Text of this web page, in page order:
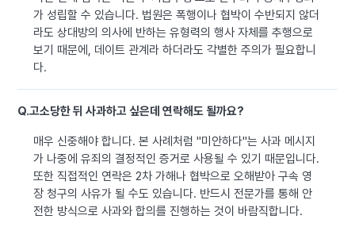
가 성립할 수 있습니다. 법원은 폭행이나 협박이 수반되지 않더
라도 상대방의 의사에 반하는 유형력의 행사 자체를 추행으로
보기 때문에, 데이트 관계라 하더라도 각별한 주의가 필요합니
다.
Q.고소당한 뒤 사과하고 싶은데 연락해도 될까요?
매우 신중해야 합니다. 본 사례처럼 "미안하다"는 사과 메시지
가 나중에 유죄의 결정적인 증거로 사용될 수 있기 때문입니다.
또한 직접적인 연락은 2차 가해나 협박으로 오해받아 구속 영
장 청구의 사유가 될 수도 있습니다. 반드시 전문가를 통해 안
전한 방식으로 사과와 합의를 진행하는 것이 바람직합니다.